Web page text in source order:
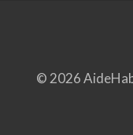
© 2026